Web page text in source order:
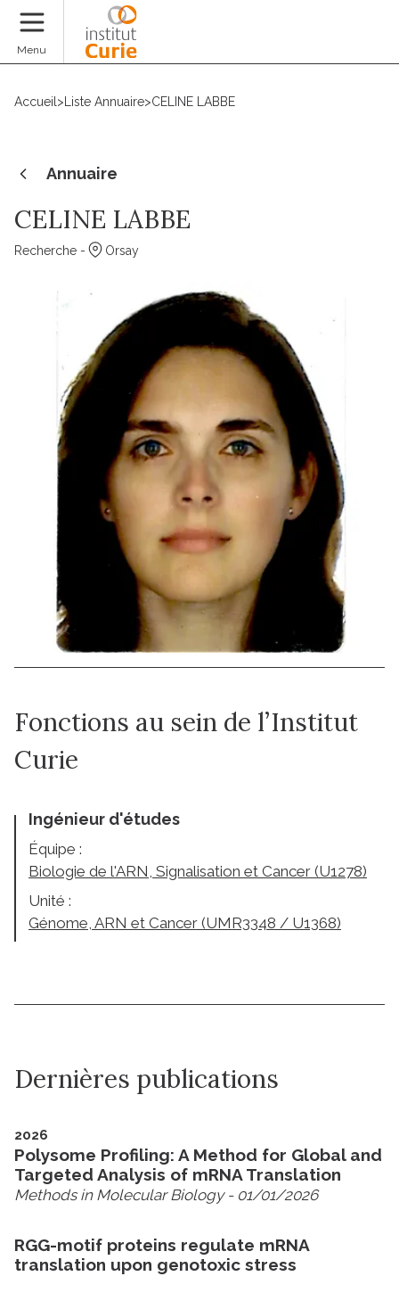
Menu
Accueil > Liste Annuaire>CELINE LABBE
Annuaire
CELINE LABBE
Recherche - Orsay
Fonctions au sein de l’Institut
Curie
Ingénieur d'études
Équipe :
Biologie de l'ARN, Signalisation et Cancer (U1278)
Unité :
Génome, ARN et Cancer (UMR3348 / U1368)
Dernières publications
2026
Polysome Profiling: A Method for Global and
Targeted Analysis of mRNA Translation
Methods in Molecular Biology- 01/01/2026
RGG-motif proteins regulate mRNA
translation upon genotoxic stress